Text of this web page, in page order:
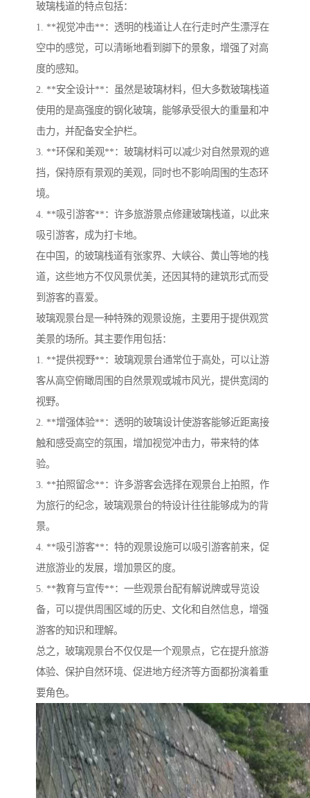
玻璃栈道的特点包括：
1. **视觉冲击**：透明的栈道让人在行走时产生漂浮在
空中的感觉，可以清晰地看到脚下的景象，增强了对高
度的感知。
2. **安全设计**：虽然是玻璃材料，但大多数玻璃栈道
使用的是高强度的钢化玻璃，能够承受很大的重量和冲
击力，并配备安全护栏。
3. **环保和美观**：玻璃材料可以减少对自然景观的遮
挡，保持原有景观的美观，同时也不影响周围的生态环
境。
4. **吸引游客**：许多旅游景点修建玻璃栈道，以此来
吸引游客，成为打卡地。
在中国，的玻璃栈道有张家界、大峡谷、黄山等地的栈
道，这些地方不仅风景优美，还因其特的建筑形式而受
到游客的喜爱。
玻璃观景台是一种特殊的观景设施，主要用于提供观赏
美景的场所。其主要作用包括：
1. **提供视野**：玻璃观景台通常位于高处，可以让游
客从高空俯瞰周围的自然景观或城市风光，提供宽阔的
视野。
2. **增强体验**：透明的玻璃设计使游客能够近距离接
触和感受高空的氛围，增加视觉冲击力，带来特的体
验。
3. **拍照留念**：许多游客会选择在观景台上拍照，作
为旅行的纪念，玻璃观景台的特设计往往能够成为的背
景。
4. **吸引游客**：特的观景设施可以吸引游客前来，促
进旅游业的发展，增加景区的度。
5. **教育与宣传**：一些观景台配有解说牌或导览设
备，可以提供周围区域的历史、文化和自然信息，增强
游客的知识和理解。
总之，玻璃观景台不仅仅是一个观景点，它在提升旅游
体验、保护自然环境、促进地方经济等方面都扮演着重
要角色。